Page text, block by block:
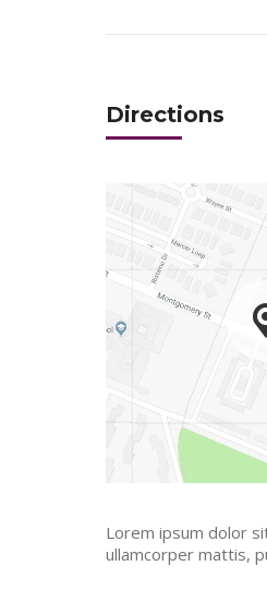
Directions
Lorem ipsum dolor
ullamcorper mattis,